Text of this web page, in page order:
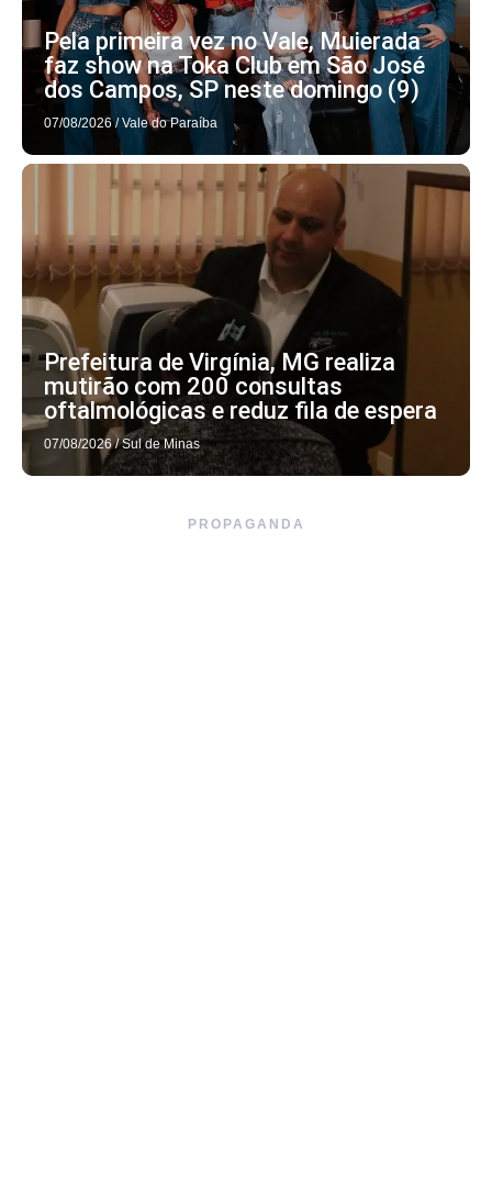
Pela primeira vez no Vale, Muierada
faz show na Toka Club em São José
dos Campos, SP neste domingo (9)
07/08/2026 / Vale do Paraíba
Prefeitura de Virgínia, MG realiza
mutirão com 200 consultas
oftalmológicas e reduz fila de espera
07/08/2026 / Sul de Minas
PROPAGANDA